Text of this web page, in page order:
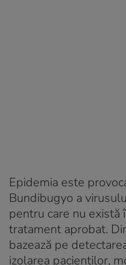
Epidemia este
Bundibugyo a
pentru care nu există
tratament aprobat.
bazează pe
izolarea pacienților,